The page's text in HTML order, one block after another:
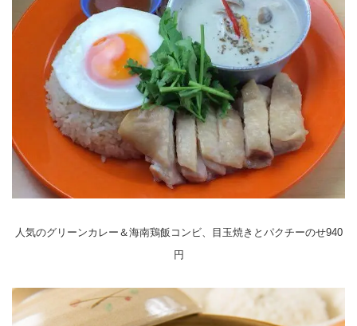
人気のグリーンカレー＆海南鶏飯コンビ、目玉焼きとパクチーのせ940
円